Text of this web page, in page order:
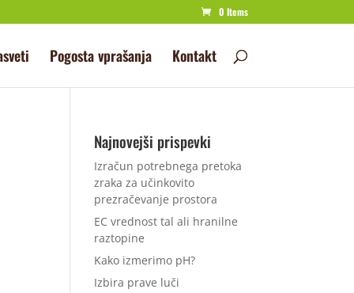
0 Items
Pogosta vprašanja Kontakt
Najnovejši prispevki
Izračun potrebnega pretoka
zraka za učinkovito
prezračevanje prostora
EC vrednost tal ali hranilne
raztopine
Kako izmerimo pH?
Izbira prave luči